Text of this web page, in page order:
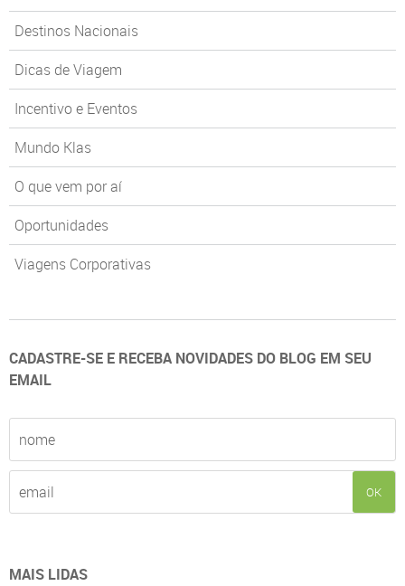
Destinos Nacionais
Dicas de Viagem
Incentivo e Eventos
Mundo Klas
O que vem por aí
Oportunidades
Viagens Corporativas
CADASTRE-SE E RECEBA NOVIDADES DO BLOG EM SEU
EMAIL
OK
MAIS LIDAS